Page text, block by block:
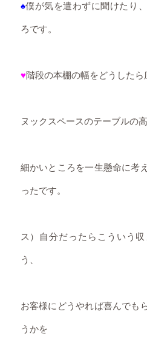
♠僕が気を遣わずに聞けたり
ろです。
♥階段の本棚の幅をどうしたら
ヌックスペースのテーブルの
細かいところを一生懸命に考
ったです。
ス）自分だったらこういう
う、
お客様にどうやれば喜んでも
うかを